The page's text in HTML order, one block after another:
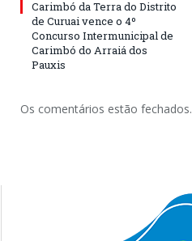
Carimbó da Terra do Distrito
de Curuai vence o 4º
Concurso Intermunicipal de
Carimbó do Arraiá dos
Pauxis
Os comentários estão fechados.